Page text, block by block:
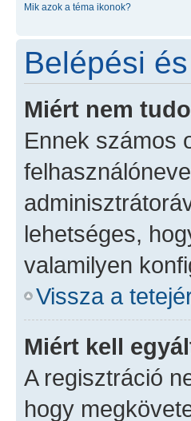
Mik azok a téma ikonok?
Belépési
Miért nem
Ennek számos
lehetséges,
valamilyen
Vissza a
Miért kell
A regisztráció
hogy